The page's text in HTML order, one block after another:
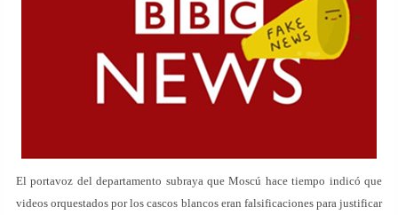
El portavoz del departamento subraya que Moscú hace tiempo indicó que
videos orquestados por los cascos blancos eran falsificaciones para justificar